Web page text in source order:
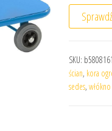
SKU:
ścian, kora
sedes,